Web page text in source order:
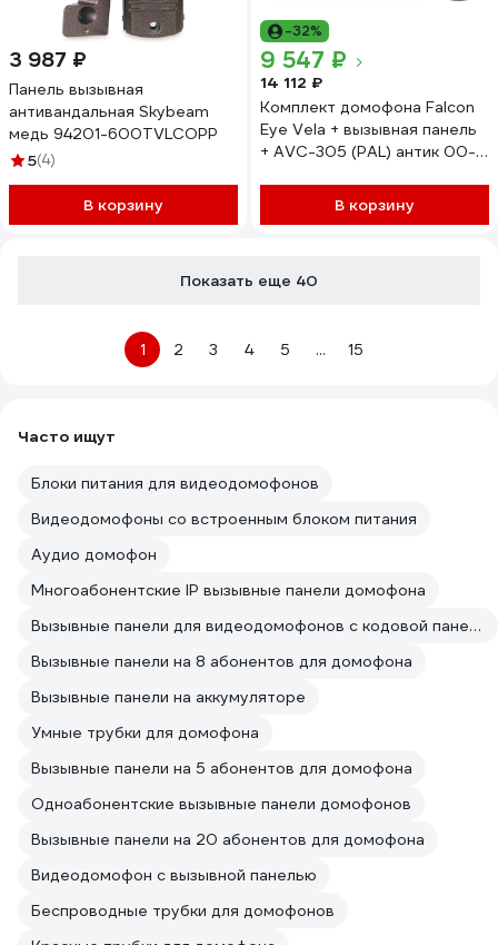
3 987 ₽
Панель вызывная
антивандальная Skybeam
медь 94201-600TVLCOPP
5(4)
В корзину
-32%
9 547 ₽
14 112 ₽
Комплект домофона Falcon
Eye Vela + вызывная панель
+ AVC-305 (PAL) антик 00-
В корзину
Показать еще 40
1 2 3 4 5 ... 15
Часто ищут
Блоки питания для видеодомофонов
Видеодомофоны со встроенным блоком питания
Аудио домофон
Многоабонентские IP вызывные панели домофона
Вызывные панели для видеодомофонов с кодовой панелью
Вызывные панели на 8 абонентов для домофона
Вызывные панели на аккумуляторе
Умные трубки для домофона
Вызывные панели на 5 абонентов для домофона
Одноабонентские вызывные панели домофонов
Вызывные панели на 20 абонентов для домофона
Видеодомофон с вызывной панелью
Беспроводные трубки для домофонов